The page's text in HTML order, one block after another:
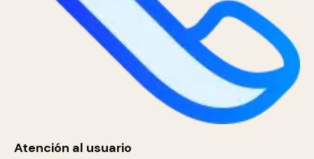
Atención al usuario